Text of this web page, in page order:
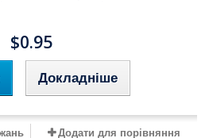
$0.95
Докладніше
Додати для порівняння